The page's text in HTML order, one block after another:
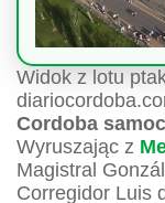
Widok z lotu
Cordoba
Wyruszając z
Magistral
Corregidor Luis